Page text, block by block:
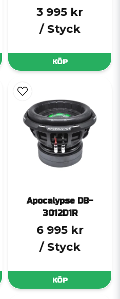
3 995 kr
/ Styck
KÖP
Apocalypse DB-
3012D1R
6 995 kr
/ Styck
KÖP